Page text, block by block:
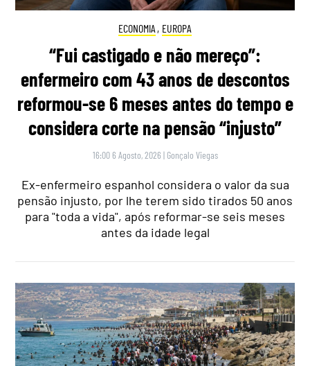
ECONOMIA , EUROPA
“Fui castigado e não mereço”:
enfermeiro com 43 anos de descontos
reformou-se 6 meses antes do tempo e
considera corte na pensão “injusto”
16:00 6 Agosto, 2026 | Gonçalo Viegas
Ex-enfermeiro espanhol considera o valor da sua
pensão injusto, por lhe terem sido tirados 50 anos
para "toda a vida", após reformar-se seis meses
antes da idade legal